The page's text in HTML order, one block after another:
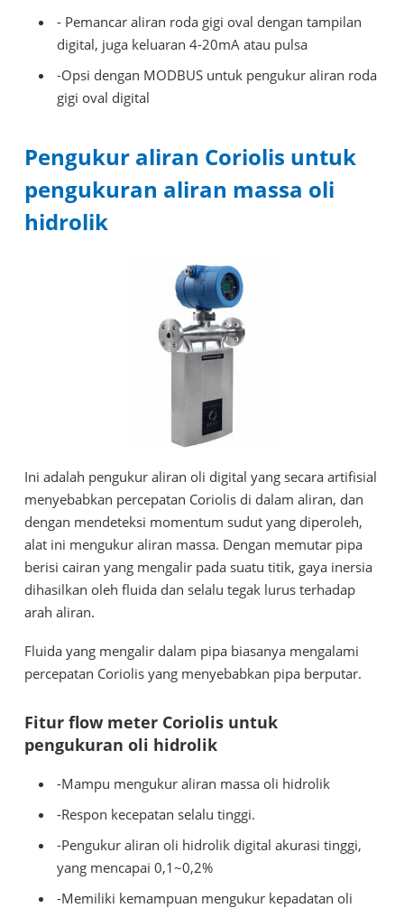
- Pemancar aliran roda gigi oval dengan tampilan
digital, juga keluaran 4-20mA atau pulsa
-Opsi dengan MODBUS untuk pengukur aliran roda
gigi oval digital
Pengukur aliran Coriolis untuk
pengukuran aliran massa oli
hidrolik
Ini adalah pengukur aliran oli digital yang secara artifisial
menyebabkan percepatan Coriolis di dalam aliran, dan
dengan mendeteksi momentum sudut yang diperoleh,
alat ini mengukur aliran massa. Dengan memutar pipa
berisi cairan yang mengalir pada suatu titik, gaya inersia
dihasilkan oleh fluida dan selalu tegak lurus terhadap
arah aliran.
Fluida yang mengalir dalam pipa biasanya mengalami
percepatan Coriolis yang menyebabkan pipa berputar.
Fitur flow meter Coriolis untuk
pengukuran oli hidrolik
-Mampu mengukur aliran massa oli hidrolik
-Respon kecepatan selalu tinggi.
-Pengukur aliran oli hidrolik digital akurasi tinggi,
yang mencapai 0,1~0,2%
-Memiliki kemampuan mengukur kepadatan oli